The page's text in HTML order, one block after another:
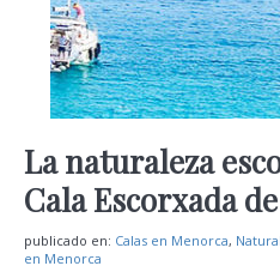
La naturaleza
Cala Escorxada
publicado en: Calas en Menorca,
en Menorca